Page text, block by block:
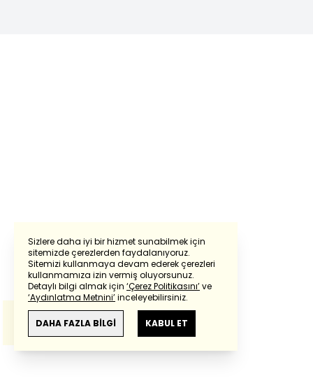
Sizlere daha iyi bir hizmet sunabilmek için
sitemizde çerezlerden faydalanıyoruz.
Sitemizi kullanmaya devam ederek çerezleri
kullanmamıza izin vermiş oluyorsunuz.
Detaylı bilgi almak için ‘Çerez Politikasını’ve
‘Aydınlatma Metnini’inceleyebilirsiniz.
DAHA FAZLA BİLGİ KABUL ET
Powered by Translate
Bu çevirideGoogle Transletekullanılmıştır.
Anlam ve çeviri hatalarından
haberturk.com
sorumlu değildir.